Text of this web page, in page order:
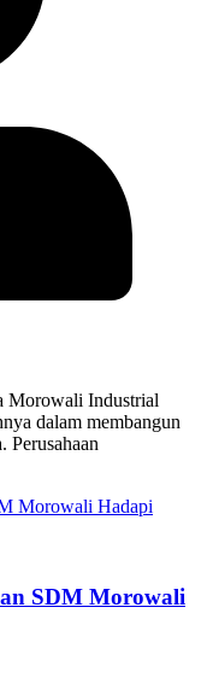
Morowali Industrial
dalam membangun
Perusahaan
SDM Morowali